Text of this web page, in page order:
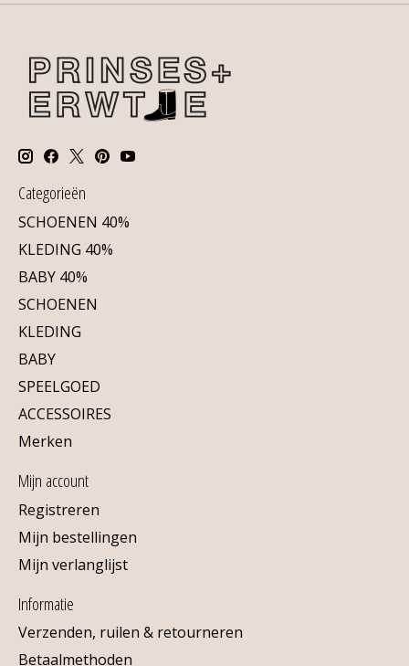
Categorieën
SCHOENEN 40%
KLEDING 40%
BABY 40%
SCHOENEN
KLEDING
BABY
SPEELGOED
ACCESSOIRES
Merken
Mijn account
Registreren
Mijn bestellingen
Mijn verlanglijst
Informatie
Verzenden, ruilen & retourneren
Betaalmethoden